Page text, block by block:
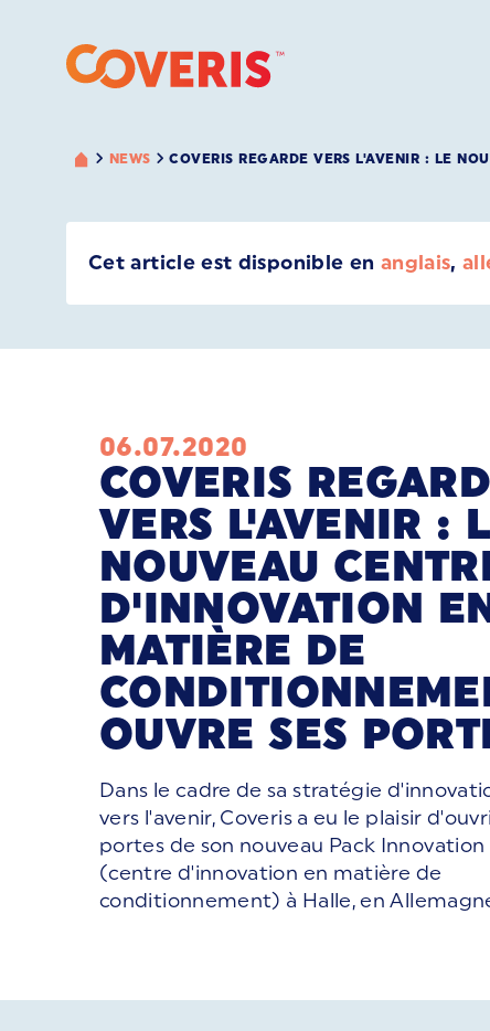
NEWS COVERIS REGARDE VERS L'AVENIR : LE
Cet article est disponible en anglais,
06.07.2020
COVERIS
VERS L'AVENIR :
NOUVEAU
D'INNOVATION
MATIÈRE DE
OUVRE SES
Dans le cadre de sa stratégie
vers l'avenir, Coveris a eu le plaisir
portes de son nouveau Pack
(centre d'innovation en matière de
conditionnement) à Halle, en